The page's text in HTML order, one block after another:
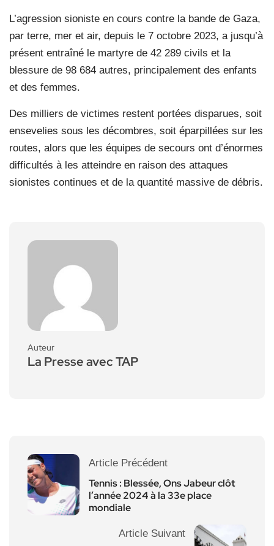
L’agression sioniste en cours contre la bande de Gaza,
par terre, mer et air, depuis le 7 octobre 2023, a jusqu’à
présent entraîné le martyre de 42 289 civils et la
blessure de 98 684 autres, principalement des enfants
et des femmes.
Des milliers de victimes restent portées disparues, soit
ensevelies sous les décombres, soit éparpillées sur les
routes, alors que les équipes de secours ont d’énormes
difficultés à les atteindre en raison des attaques
sionistes continues et de la quantité massive de débris.
Auteur
La Presse avec TAP
Article Précédent
Tennis : Blessée, Ons Jabeur clôt
l’année 2024 à la 33e place
mondiale
Article Suivant